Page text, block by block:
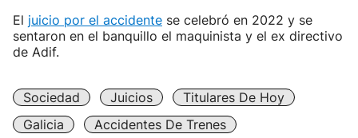
El juicio por el accidente se celebró en 2022 y se
sentaron en el banquillo el maquinista y el ex directivo
de Adif.
Sociedad Juicios
Titulares De Hoy
Galicia
Accidentes De Trenes